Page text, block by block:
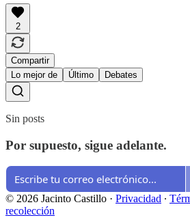
2
Compartir
Lo mejor de
Último Debates
Sin posts
Por supuesto, sigue adelante.
© 2026 Jacinto Castillo · Privacidad ∙
recolección